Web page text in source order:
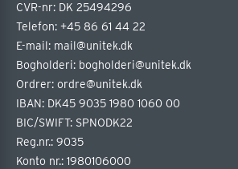
CVR-nr: DK 25494296
Telefon: +45 86 61 44 22
E-mail: mail@unitek.dk
Bogholderi: bogholderi@unitek.dk
Ordrer: ordre@unitek.dk
IBAN: DK45 9035 1980 1060 00
BIC/SWIFT: SPNODK22
Reg.nr.: 9035
Konto nr.: 1980106000